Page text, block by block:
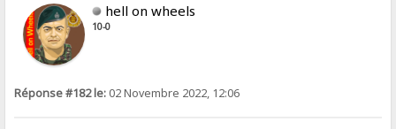
hell on wheels
10-0
Réponse #182 le: 02 Novembre 2022, 12:06